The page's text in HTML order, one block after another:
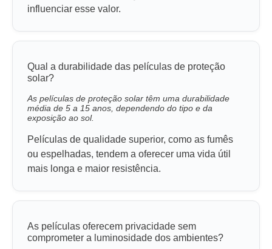
influenciar esse valor.
Qual a durabilidade das películas de proteção
solar?
As películas de proteção solar têm uma durabilidade
média de 5 a 15 anos, dependendo do tipo e da
exposição ao sol.
Películas de qualidade superior, como as fumês
ou espelhadas, tendem a oferecer uma vida útil
mais longa e maior resistência.
As películas oferecem privacidade sem
comprometer a luminosidade dos ambientes?